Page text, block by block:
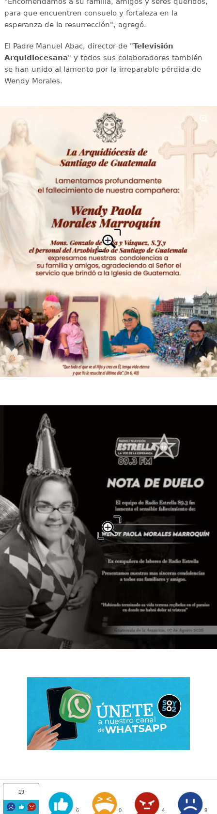
para que encuentren consuelo y fortaleza en la
esperanza de la resurrección", agregó.
El Padre Manuel Abac, director de "Televisión
Arquidiocesana" y todos sus colaboradores también
se han unido al lamento por la irreparable pérdida de
Wendy Morales.
19
6 0 4 9